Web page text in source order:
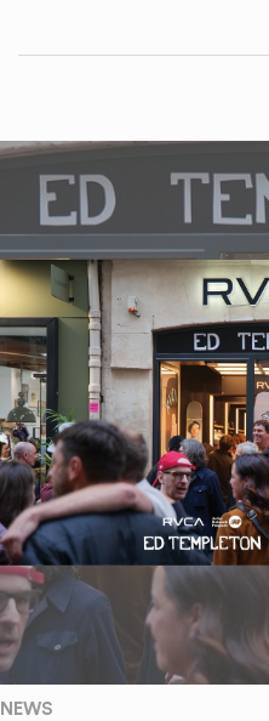
NEWS